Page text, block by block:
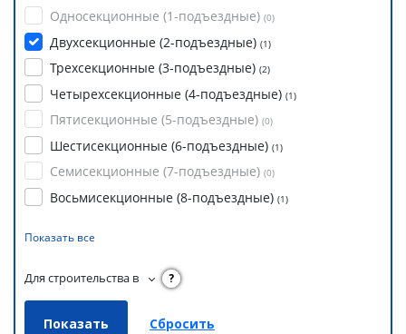
Односекционные (1-подъездные) (0)
Двухсекционные (2-подъездные) (1)
Трехсекционные (3-подъездные) (2)
Четырехсекционные (4-подъездные) (1)
Пятисекционные (5-подъездные) (0)
Шестисекционные (6-подъездные) (1)
Семисекционные (7-подъездные) (0)
Восьмисекционные (8-подъездные) (1)
Показать все
Для строительства в ?